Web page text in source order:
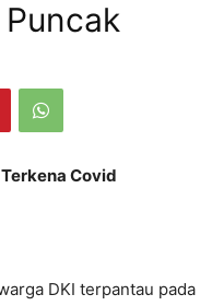
Covid
DKI terpantau pada